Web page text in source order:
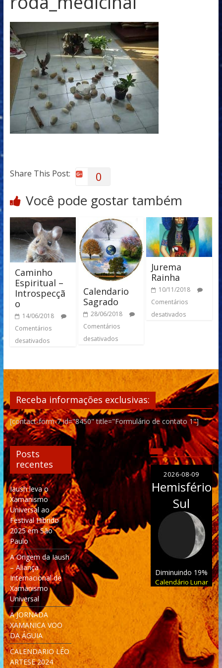
Share This Post: 0
Você pode gostar também
Caminho
Espiritual –
Introspecçã
o
14/06/2018
Comentários
desativados
Calendario
Sagrado
28/06/2018
Comentários
desativados
Jurema
Rainha
10/11/2018
Comentários
desativados
Receba informações exclusivas:
[contact-form-7 id="8450" title="Formulário de contato 1"]
Posts
recentes
Iaush leva o
Xamanismo
Universal ao
Festival Híbrido
2025 em São
Paulo
A Origem da Iaush
– Aliança
Internacional de
Xamanismo
Universal
A JORNADA
XAMANICA VOO
DA ÁGUIA
CALENDARIO LÉO
ARTESE 2024
2026-08-09
Hemisfério
Sul
Diminuindo 19%
Calendário Lunar